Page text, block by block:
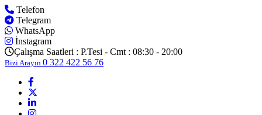
Telefon
Telegram
WhatsApp
İnstagram
Çalışma Saatleri : P.Tesi - Cmt : 08:30 - 20:00
Bizi Arayın 0 322 422 56 76